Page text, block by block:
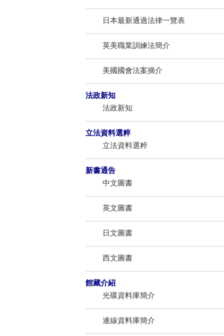
日本最新通過法律一覽表
英美職業訓練法簡介
美國國會法案摘介
法政新知
法政新知
立法資料選粹
立法資料選粹
新書通告
中文圖書
英文圖書
日文圖書
西文圖書
館藏介紹
光碟資料庫簡介
連線資料庫簡介